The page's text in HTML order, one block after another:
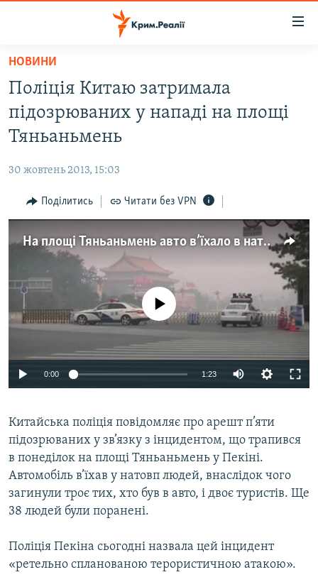
Перейти
основного
матеріалу
Перейти
до
основної
Перейти
до
пошуку
ВОДА.КРИМ
ВІДЕО ТА ФОТО
БЛОГИ
ПОГЛЯД
ВСЕ ЗА ДЕНЬ
СПЕЦПРОЕКТИ
ВІДЕОУРОКИ «ELIFBE»
СВІДЧЕННЯ ОКУПАЦІЇ
УКРАЇНСЬКА ПРОБЛЕМА КРИМУ
ЯК ОБІЙТИ БЛОКУВАННЯ
Qırımtatar
Усі сайти RFE/RL
НОВИНИ
Поліція Китаю затримала
підозрюваних у нападі на площі
Тяньаньмень
30 жовтень 2013, 15:03
Поділитись Читати без VPN
На площі Тяньаньмень авто в’їхало в натовп: 3 загиблих
No media source currently available
0:00 1:23
Китайська поліція повідомляє про арешт п’яти
підозрюваних у зв’язку з інцидентом, що трапився
в понеділок на площі Тяньаньмень у Пекіні.
Автомобіль в’їхав у натовп людей, внаслідок чого
загинули троє тих, хто був в авто, і двоє туристів. Ще
38 людей були поранені.
Поліція Пекіна сьогодні назвала цей інцидент
«ретельно спланованою терористичною атакою».